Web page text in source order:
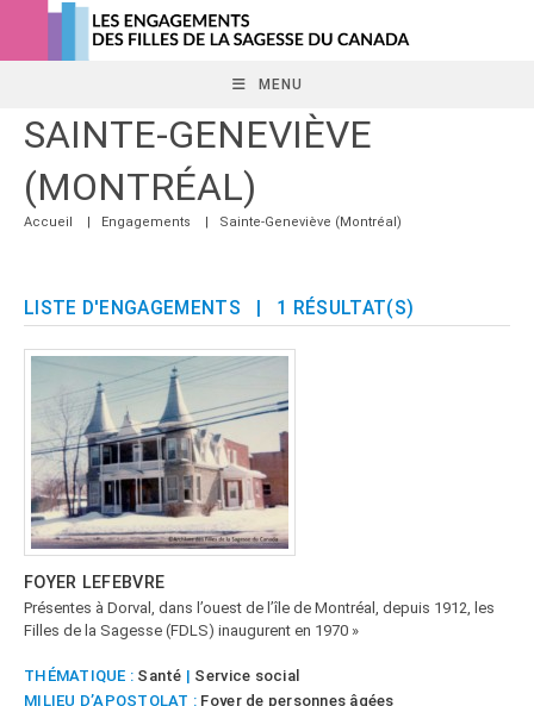
content
MENU
SAINTE-GENEVIÈVE
(MONTRÉAL)
Accueil | Engagements | Sainte-Geneviève (Montréal)
LISTE D'ENGAGEMENTS | 1 RÉSULTAT(S)
FOYER LEFEBVRE
Présentes à Dorval, dans l’ouest de l’île de Montréal, depuis 1912, les
Filles de la Sagesse (FDLS) inaugurent en 1970 »
THÉMATIQUE : Santé | Service social
MILIEU D’APOSTOLAT : Foyer de personnes âgées